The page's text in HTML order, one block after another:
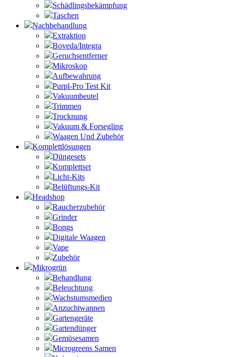
Schädlingsbekämpfung
Taschen
Nachbehandlung
Extraktion
Boveda/Integra
Geruchsentferner
Mikroskop
Aufbewahrung
Purpl-Pro Test Kit
Vakuumbeutel
Trimmen
Trocknung
Vakuum & Forsegling
Waagen Und Zubehör
Komplettlösungen
Düngesets
Komplettset
Licht-Kits
Belüftungs-Kit
Headshop
Raucherzubehör
Grinder
Bongs
Digitale Waagen
Vape
Zubehör
Mikrogrün
Behandlung
Beleuchtung
Wachstumsmedien
Anzuchtwannen
Gartengeräte
Gartendünger
Gemüsesamen
Microgreens Samen